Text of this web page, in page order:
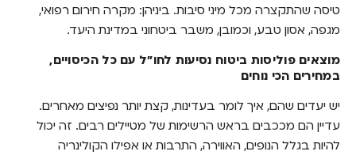
טיסה שהתקצרה מכל מיני סיבות. ביניהן: מקרה חירום רפואי,
מגפה, אסון טבע, וכמובן, משבר ביטחוני במדינת היעד.
מוצאים פוליסות ביטוח נסיעות לחו"ל עם כל הכיסויים,
במחירים הכי נוחים
יש יעדים שהם, איך לומר בעדינות, קצת יותר נפיצים מאחרים.
עדיין הם מככבים בראש הרשימות של מטיילים רבים. זה יכול
להיות בגלל הנופים, האווירה, התרבות או אפילו הקולינריה